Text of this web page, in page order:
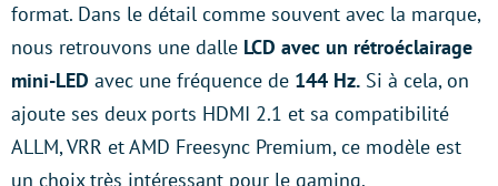
format. Dans le détail comme souvent avec la marque,
nous retrouvons une dalle LCD avec un rétroéclairage
mini-LED avec une fréquence de 144 Hz. Si à cela, on
ajoute ses deux ports HDMI 2.1 et sa compatibilité
ALLM, VRR et AMD Freesync Premium, ce modèle est
un choix très intéressant pour le gaming.